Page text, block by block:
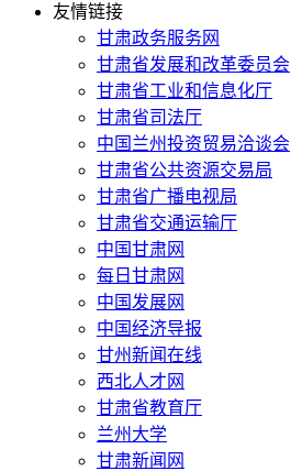
友情链接
甘肃政务服务网
甘肃省发展和改革委员会
甘肃省工业和信息化厅
甘肃省司法厅
中国兰州投资贸易洽谈会
甘肃省公共资源交易局
甘肃省广播电视局
甘肃省交通运输厅
中国甘肃网
每日甘肃网
中国发展网
中国经济导报
甘州新闻在线
西北人才网
甘肃省教育厅
兰州大学
甘肃新闻网